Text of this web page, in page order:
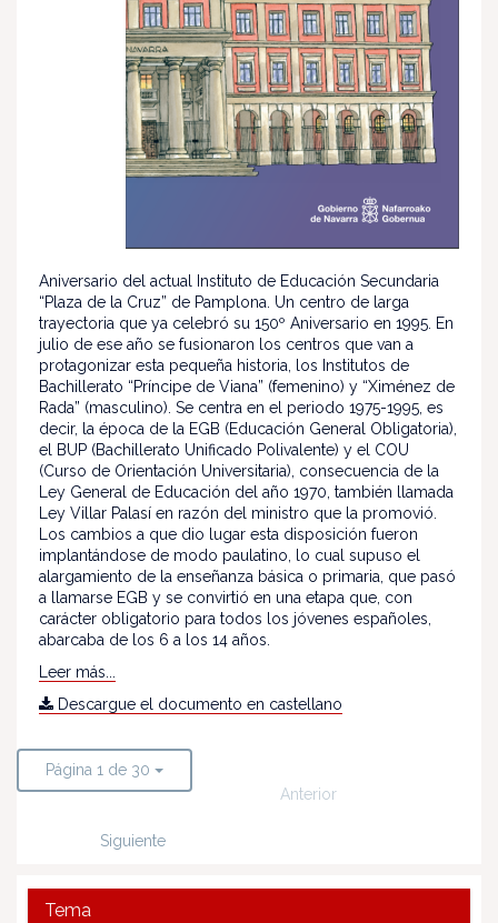
Aniversario del actual Instituto de Educación Secundaria
“Plaza de la Cruz” de Pamplona. Un centro de larga
trayectoria que ya celebró su 150º Aniversario en 1995. En
julio de ese año se fusionaron los centros que van a
protagonizar esta pequeña historia, los Institutos de
Bachillerato “Príncipe de Viana” (femenino) y “Ximénez de
Rada” (masculino). Se centra en el periodo 1975-1995, es
decir, la época de la EGB (Educación General Obligatoria),
el BUP (Bachillerato Unificado Polivalente) y el COU
(Curso de Orientación Universitaria), consecuencia de la
Ley General de Educación del año 1970, también llamada
Ley Villar Palasí en razón del ministro que la promovió.
Los cambios a que dio lugar esta disposición fueron
implantándose de modo paulatino, lo cual supuso el
alargamiento de la enseñanza básica o primaria, que pasó
a llamarse EGB y se convirtió en una etapa que, con
carácter obligatorio para todos los jóvenes españoles,
abarcaba de los 6 a los 14 años.
Leer más...
Descargue el documento en castellano
Página 1 de 30
Anterior
Siguiente
Tema